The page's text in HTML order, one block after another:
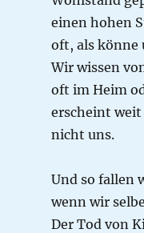
einen hohen
oft, als könne
Wir wissen
oft im Heim
erscheint weit
nicht uns.
Und so fallen
wenn wir
Der Tod von